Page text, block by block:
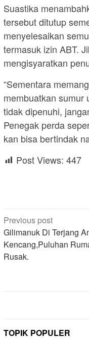
Suastika
tersebut ditutup
menyelesaikan
termasuk izin ABT.
mengisyaratkan
“Sementara
membuatkan sumur
tidak dipenuhi,
Penegak perda
kan bisa bertindak
Post Views: 447
Post
navigation
Previous post
Gilimanuk Di Terjang
Kencang,Puluhan
Rusak.
TOPIK POPULER